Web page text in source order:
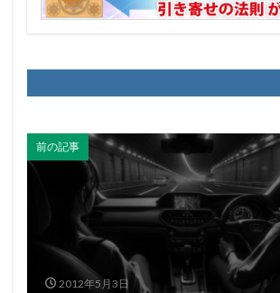
前の記事
2012年5月3日